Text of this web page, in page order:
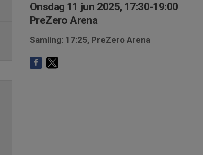
Onsdag 11 jun 2025, 17:30-19:00
PreZero Arena
Samling: 17:25, PreZero Arena